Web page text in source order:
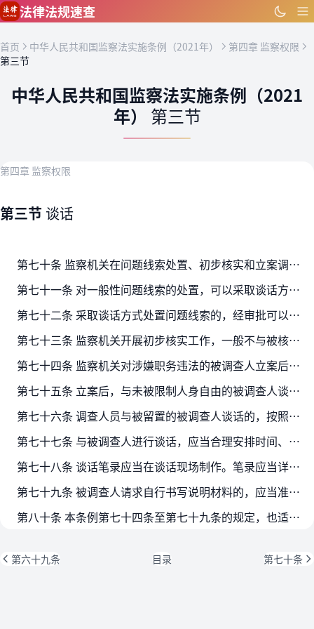
跳到主要内容
法律法规速查
首页 中华人民共和国监察法实施条例（2021年）
第四章 监察权限
第三节
中华人民共和国监察法实施条例（2021
年） 第三节
第四章 监察权限
第三节 谈话
第七十条 监察机关在问题线索处置、初步核实和立案调查中，可以依法对涉嫌职务违法的监察对象进行谈话，要求其如实说明情况或者作出陈述。
第七十一条 对一般性问题线索的处置，可以采取谈话方式进行，对监察对象给予警示、批评、教育。谈话应当在工作地点等场所进行，明确告知谈话事项，注重谈清问题、取得教育效果。
第七十二条 采取谈话方式处置问题线索的，经审批可以由监察人员或者委托被谈话人所在单位主要负责人等进行谈话。
第七十三条 监察机关开展初步核实工作，一般不与被核查人接触；确有需要与被核查人谈话的，应当按规定报批。
第七十四条 监察机关对涉嫌职务违法的被调查人立案后，可以依法进行谈话。
第七十五条 立案后，与未被限制人身自由的被调查人谈话的，应当在具备安全保障条件的场所进行。
第七十六条 调查人员与被留置的被调查人谈话的，按照法定程序在留置场所进行。
第七十七条 与被调查人进行谈话，应当合理安排时间、控制时长，保证其饮食和必要的休息时间。
第七十八条 谈话笔录应当在谈话现场制作。笔录应当详细具体，如实反映谈话情况。笔录制作完成后，应当交给被调查人核对。被调查人没有阅读能力的，应当向其宣读。
第七十九条 被调查人请求自行书写说明材料的，应当准许。必要时，调查人员可以要求被调查人自行书写说明材料。
第八十条 本条例第七十四条至第七十九条的规定，也适用于在初步核实中开展的谈话。
第六十九条 目录 第七十条